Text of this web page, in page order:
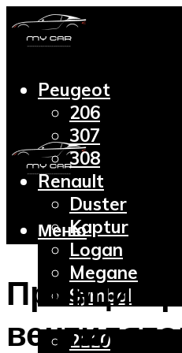
Peugeot
206
307
308
Renault
Duster
Kaptur
Logan
Megane
Symbol
2110
Меню
Принцип